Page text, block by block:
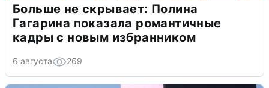
Больше не скрывает: Полина
Гагарина показала романтичные
кадры с новым избранником
6 августа 269